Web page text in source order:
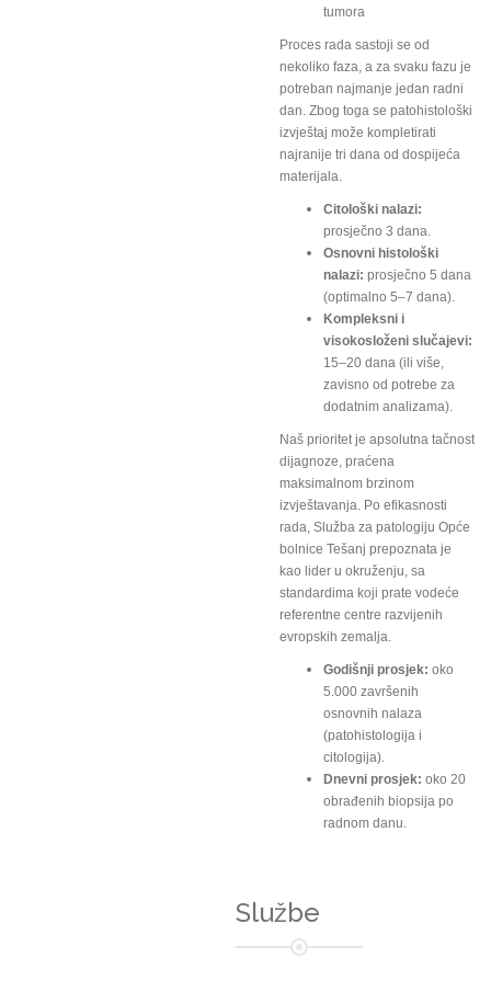
tumora
Proces rada sastoji se od
nekoliko faza, a za svaku fazu je
potreban najmanje jedan radni
dan. Zbog toga se patohistološki
izvještaj može kompletirati
najranije tri dana od dospijeća
materijala.
Citološki nalazi:
prosječno 3 dana.
Osnovni histološki
nalazi: prosječno 5 dana
(optimalno 5–7 dana).
Kompleksni i
visokosloženi slučajevi:
15–20 dana (ili više,
zavisno od potrebe za
dodatnim analizama).
Naš prioritet je apsolutna tačnost
dijagnoze, praćena
maksimalnom brzinom
izvještavanja. Po efikasnosti
rada, Služba za patologiju Opće
bolnice Tešanj prepoznata je
kao lider u okruženju, sa
standardima koji prate vodeće
referentne centre razvijenih
evropskih zemalja.
Godišnji prosjek: oko
5.000 završenih
osnovnih nalaza
(patohistologija i
citologija).
Dnevni prosjek: oko 20
obrađenih biopsija po
radnom danu.
Službe